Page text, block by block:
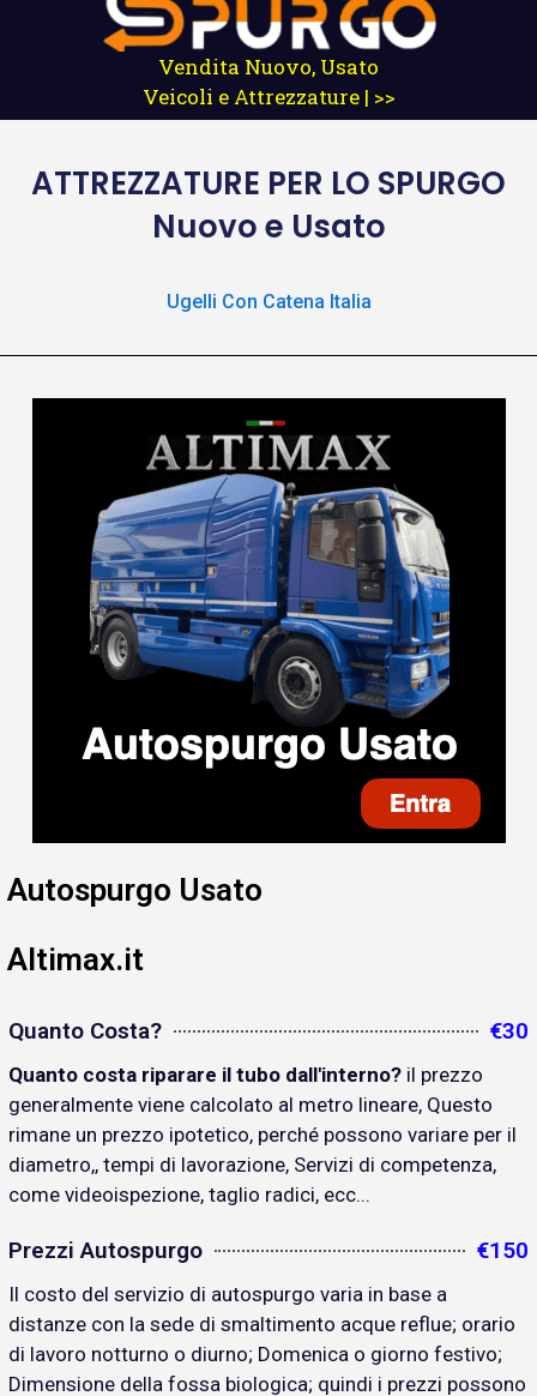
Vendita Nuovo, Usato
Veicoli e Attrezzature | >>
ATTREZZATURE PER LO SPURGO
Nuovo e Usato
Ugelli Con Catena Italia
Autospurgo Usato
Altimax.it
Quanto Costa? €30
Quanto costa riparare il tubo dall'interno? il prezzo
generalmente viene calcolato al metro lineare, Questo
rimane un prezzo ipotetico, perché possono variare per il
diametro,, tempi di lavorazione, Servizi di competenza,
come videoispezione, taglio radici, ecc...
Prezzi Autospurgo €150
Il costo del servizio di autospurgo varia in base a
distanze con la sede di smaltimento acque reflue; orario
di lavoro notturno o diurno; Domenica o giorno festivo;
Dimensione della fossa biologica; quindi i prezzi possono